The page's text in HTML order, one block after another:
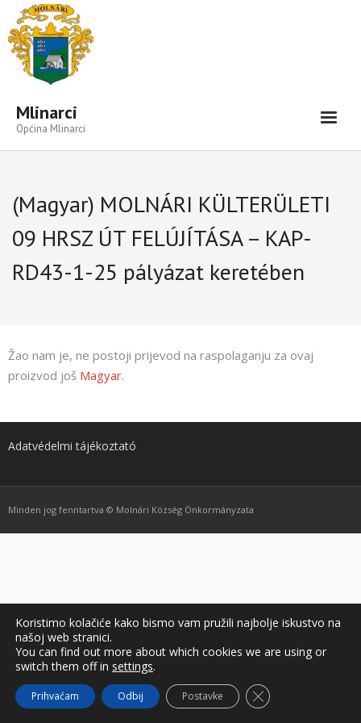
Mlinarci
Općina Mlinarci
Naselje
#3129 (cím nélkül)
#3130 (cím nélkül)
Jezik:
(Magyar) MOLNÁRI KÜLTERÜLETI
09 HRSZ ÚT FELÚJÍTÁSA – KAP-
RD43-1-25 pályázat keretében
Žao nam je, ne postoji prijevod na raspolaganju za ovaj
proizvod još Magyar.
Adatvédelmi tájékoztató
Minden jog fenntartva © Molnári Község Önkormányzata
Koristimo kolačiće kako bismo vam pružili najbolje iskustvo na
našoj web stranici.
You can find out more about which cookies we are using or
switch them off in settings.
Prihvaćam Odbij Postavke Close GDPR